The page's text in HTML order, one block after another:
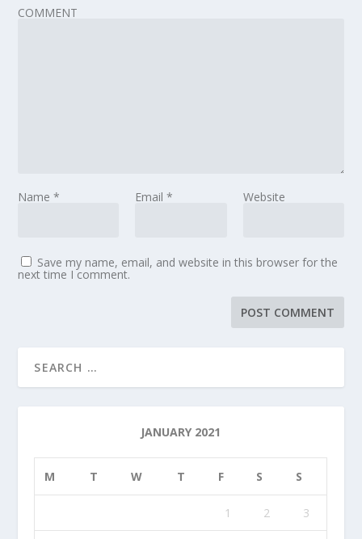
COMMENT
Name* Email * Website
Save my name, email, and website in this browser for the
next time I comment.
JANUARY 2021
M T W T F S S
1 2 3